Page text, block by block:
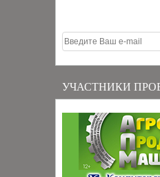
УЧАСТНИКИ